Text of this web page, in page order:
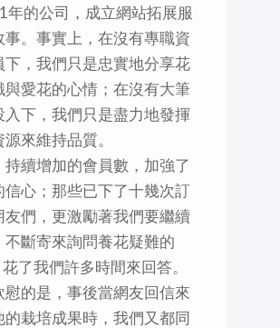
年的公司，成立網站拓展服
事。事實上，在沒有專職資
下，我們只是忠實地分享花
與愛花的心情；在沒有大筆
入下，我們只是盡力地發揮
來維持品質。
持續增加的會員數，加強了
信心；那些已下了十幾次訂
友們，更激勵著我們要繼續
不斷寄來詢問養花疑難的
了我們許多時間來回答。
慰的是，事後當網友回信來
的栽培成果時，我們又都同